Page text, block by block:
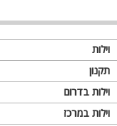
וילות
תקנון
וילות בדרום
וילות במרכז